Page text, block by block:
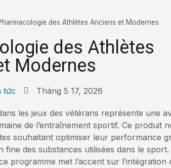
des Athlètes Anciens et Modernes
des Athlètes
Modernes
tức Tháng 5 17, 2026
les jeux des vétérans représente une
de l’entraînement sportif. Ce produit
souhaitant optimiser leur performance
fine des substances utilisées dans le
programme met l’accent sur l’intégration